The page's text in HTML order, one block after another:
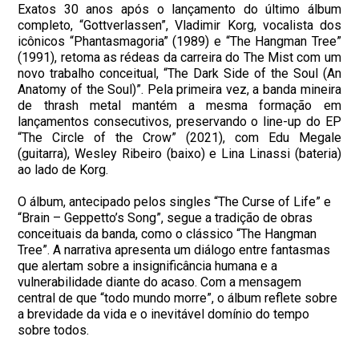
Exatos 30 anos após o lançamento do último álbum
completo, “Gottverlassen”, Vladimir Korg, vocalista dos
icônicos “Phantasmagoria” (1989) e “The Hangman Tree”
(1991), retoma as rédeas da carreira do The Mist com um
novo trabalho conceitual, “The Dark Side of the Soul (An
Anatomy of the Soul)”. Pela primeira vez, a banda mineira
de thrash metal mantém a mesma formação em
lançamentos consecutivos, preservando o line-up do EP
“The Circle of the Crow” (2021), com Edu Megale
(guitarra), Wesley Ribeiro (baixo) e Lina Linassi (bateria)
ao lado de Korg.
O álbum, antecipado pelos singles “The Curse of Life” e
“Brain – Geppetto’s Song”, segue a tradição de obras
conceituais da banda, como o clássico “The Hangman
Tree”. A narrativa apresenta um diálogo entre fantasmas
que alertam sobre a insignificância humana e a
vulnerabilidade diante do acaso. Com a mensagem
central de que “todo mundo morre”, o álbum reflete sobre
a brevidade da vida e o inevitável domínio do tempo
sobre todos.